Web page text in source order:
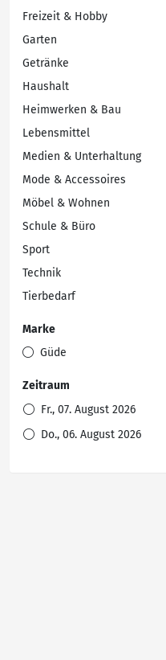
Freizeit & Hobby
Garten
Getränke
Haushalt
Heimwerken & Bau
Lebensmittel
Medien & Unterhaltung
Mode & Accessoires
Möbel & Wohnen
Schule & Büro
Sport
Technik
Tierbedarf
Marke
Güde
Zeitraum
Fr., 07. August 2026
Do., 06. August 2026